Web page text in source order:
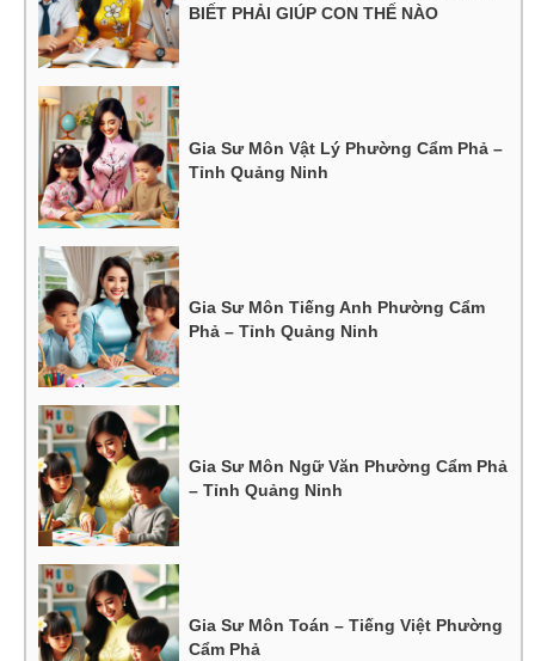
BIẾT PHẢI GIÚP CON THẾ NÀO
Gia Sư Môn Vật Lý Phường Cẩm Phả –
Tỉnh Quảng Ninh
Gia Sư Môn Tiếng Anh Phường Cẩm
Phả – Tỉnh Quảng Ninh
Gia Sư Môn Ngữ Văn Phường Cẩm Phả
– Tỉnh Quảng Ninh
Gia Sư Môn Toán – Tiếng Việt Phường
Cẩm Phả